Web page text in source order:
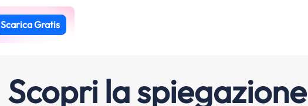
Scarica Gratis
Scopri la